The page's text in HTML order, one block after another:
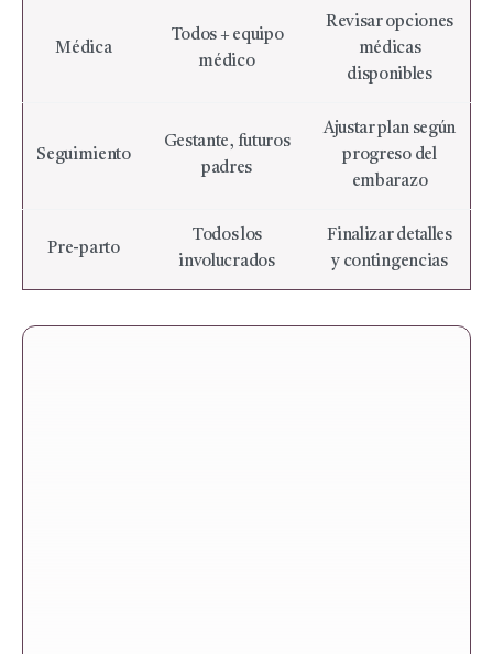
Médica
Todos + equipo
médico
Revisar opciones
médicas
disponibles
Seguimiento
Gestante, futuros
padres
Ajustar plan según
progreso del
embarazo
Pre-parto
Todos los
involucrados
Finalizar detalles
y contingencias